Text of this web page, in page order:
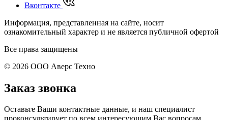
Вконтакте
Информация, представленная на сайте, носит
ознакомительный характер и не является публичной офертой
Все права защищены
© 2026 ООО Аверс Техно
Заказ звонка
Оставьте Ваши контактные данные, и наш специалист